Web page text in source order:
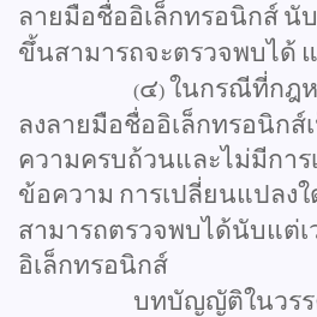
ลายมือชื่ออิเล็กทรอนิกส์ นั
ขึ้นสามารถจะตรวจพบได้
(๔) ในกรณีที่กฎ
ลงลายมือชื่ออิเล็กทรอนิกส์
ความครบถ้วนและไม่มีกา
ข้อความ การเปลี่ยนแปลง
สามารถตรวจพบได้นับแต่
อิเล็กทรอนิกส์
บทบัญญัติในวร